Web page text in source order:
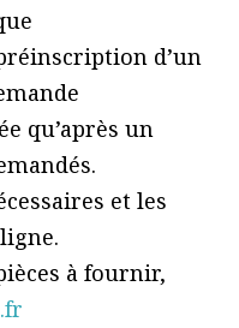
d’un
qu’après un
et les
à fournir,